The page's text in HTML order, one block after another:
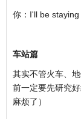
你：I'll be
车站篇
其实不管火车、
前一定要先研究
麻烦了）